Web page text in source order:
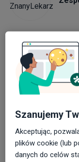
Chcesz dopytać
Zastanawiasz
prostu interesuje
przeznaczone
bo o tej opcji
Szanujemy
Akceptując,
plików cookie (lub
danych do celów